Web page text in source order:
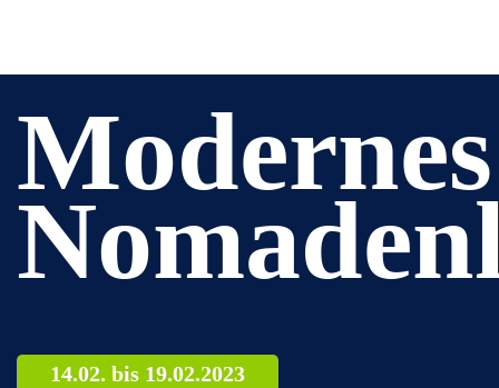
Modernes
14.02. bis 19.02.2023